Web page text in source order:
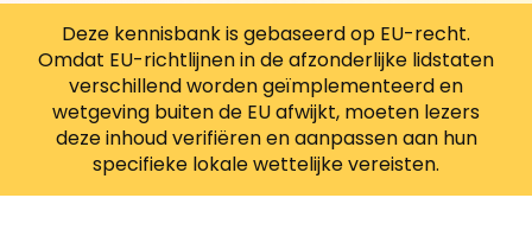
Deze kennisbank is gebaseerd op EU-recht.
Omdat EU-richtlijnen in de afzonderlijke lidstaten
verschillend worden geïmplementeerd en
wetgeving buiten de EU afwijkt, moeten lezers
deze inhoud verifiëren en aanpassen aan hun
specifieke lokale wettelijke vereisten.